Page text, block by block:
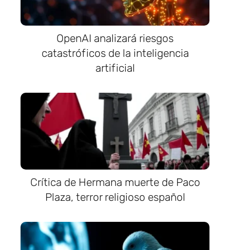
OpenAI analizará riesgos
catastróficos de la inteligencia
artificial
Crítica de Hermana muerte de Paco
Plaza, terror religioso español